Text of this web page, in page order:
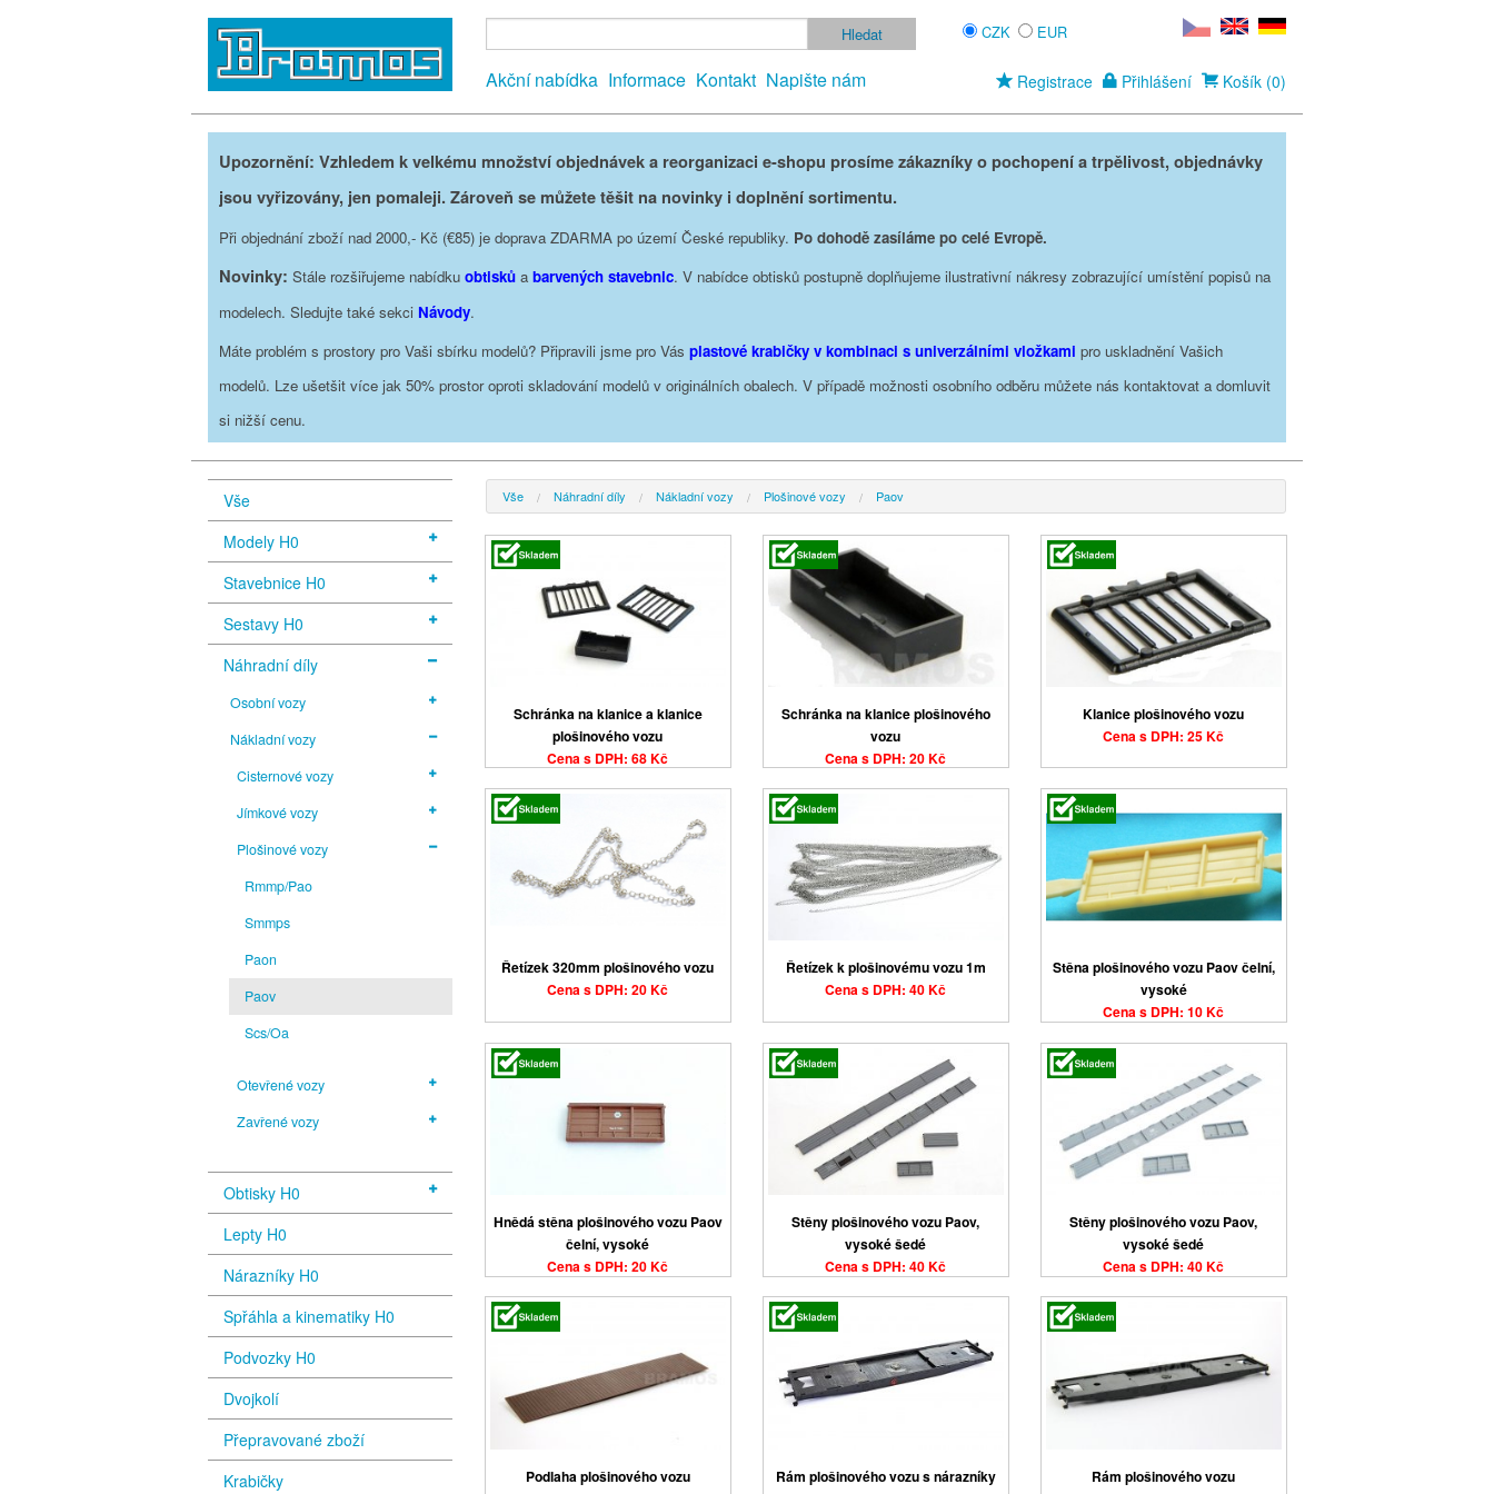
Akční nabídka Informace Kontakt Napište nám
CZK EUR
Registrace Přihlášení Košík (0)
Upozornění: Vzhledem k velkému množství objednávek a reorganizaci e-shopu prosíme zákazníky o pochopení a trpělivost, objednávky
jsou vyřizovány, jen pomaleji. Zároveň se můžete těšit na novinky i doplnění sortimentu.
Při objednání zboží nad 2000,- Kč (€85) je doprava ZDARMA po území České republiky. Po dohodě zasíláme po celé Evropě.
Novinky: Stále rozšiřujeme nabídku obtisků a barvených stavebnic. V nabídce obtisků postupně doplňujeme ilustrativní nákresy zobrazující umístění popisů na
modelech. Sledujte také sekci Návody.
Máte problém s prostory pro Vaši sbírku modelů? Připravili jsme pro Vás plastové krabičky v kombinaci s univerzálními vložkami pro uskladnění Vašich
modelů. Lze ušetšit více jak 50% prostor oproti skladování modelů v originálních obalech. V případě možnosti osobního odběru můžete nás kontaktovat a domluvit
si nižší cenu.
Vše
Modely H0
Stavebnice H0
Sestavy H0
Náhradní díly
Osobní vozy
Nákladní vozy
Cisternové vozy
Jímkové vozy
Plošinové vozy
Rmmp/Pao
Smmps
Paon
Paov
Scs/Oa
Otevřené vozy
Zavřené vozy
Obtisky H0
Lepty H0
Nárazníky H0
Spřáhla a kinematiky H0
Podvozky H0
Dvojkolí
Přepravované zboží
Krabičky
Vše Náhradní díly Nákladní vozy Plošinové vozy Paov
Schránka na klanice a klanice
plošinového vozu
Cena s DPH: 68 Kč
Schránka na klanice plošinového
vozu
Cena s DPH: 20 Kč
Klanice plošinového vozu
Cena s DPH: 25 Kč
Řetízek 320mm plošinového vozu
Cena s DPH: 20 Kč
Řetízek k plošinovému vozu 1m
Cena s DPH: 40 Kč
Stěna plošinového vozu Paov čelní,
vysoké
Cena s DPH: 10 Kč
Hnědá stěna plošinového vozu Paov
čelní, vysoké
Cena s DPH: 20 Kč
Stěny plošinového vozu Paov,
vysoké šedé
Cena s DPH: 40 Kč
Stěny plošinového vozu Paov,
vysoké šedé
Cena s DPH: 40 Kč
Podlaha plošinového vozu
Rám plošinového vozu s nárazníky
Rám plošinového vozu